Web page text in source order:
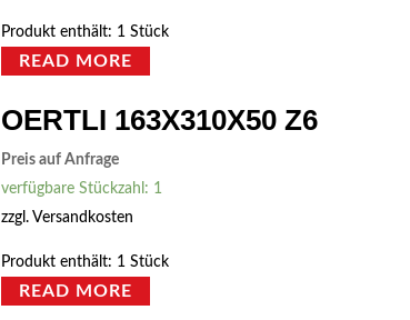
Produkt enthält: 1Stück
READ MORE
OERTLI 163X310X50 Z6
Preis auf Anfrage
verfügbare Stückzahl: 1
zzgl.Versandkosten
Produkt enthält: 1Stück
READ MORE